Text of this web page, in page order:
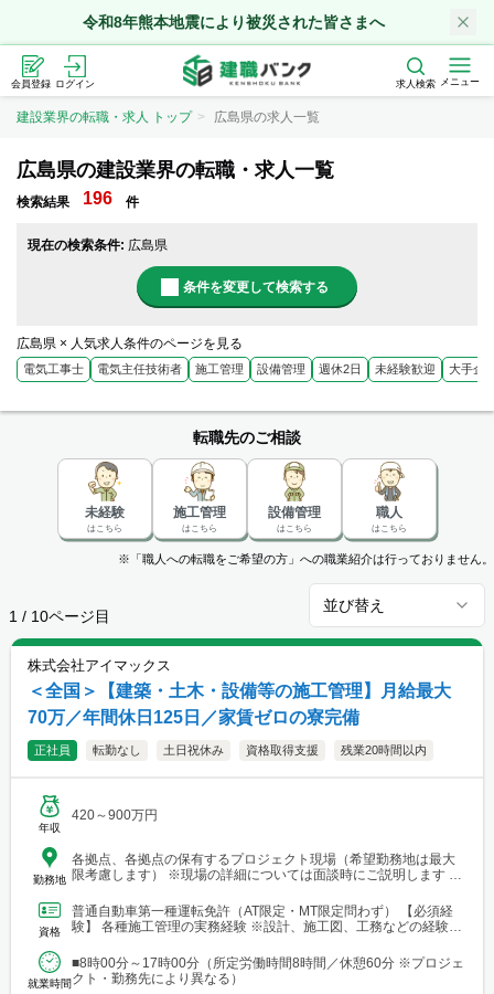
令和8年熊本地震により被災された皆さまへ
会員登録 ログイン 求人検索 メニュー
建設業界の転職・求人 トップ 広島県の求人一覧
広島県の建設業界の転職・求人一覧
検索結果 196 件
現在の検索条件: 広島県
条件を変更して検索する
広島県 × 人気求人条件のページを見る
電気工事士 電気主任技術者 施工管理 設備管理 週休2日 未経験歓迎 大手企
転職先のご相談
未経験
はこちら
施工管理
はこちら
設備管理
はこちら
職人
はこちら
※「職人への転職をご希望の方」への職業紹介は行っておりません。
1 / 10ページ目
並び替え
株式会社アイマックス
＜全国＞【建築・土木・設備等の施工管理】月給最大
70万／年間休日125日／家賃ゼロの寮完備
正社員 転勤なし 土日祝休み 資格取得支援 残業20時間以内
年収
420～900万円
勤務地
各拠点、各拠点の保有するプロジェクト現場（希望勤務地は最大
限考慮します） ※現場の詳細については面談時にご説明します
谷区代々木2-23-1 ニューステートメナー1055 └アクセス：京王線
「新宿駅」から徒歩5分 ※東京都を中心とした首都圏のほか、栃
木・群馬・茨城・埼玉・山梨・千葉・神奈川などに関東圏内の現
7-4（アーケード内） 宮城商事ビル4F ※宮城県エリアのほか、青
森・岩手・秋田・山形・福島などに現場あり ■北日本支店 札幌
資格
普通自動車第一種運転免許（AT限定・MT限定問わず） 【必須経
験】 各種施工管理の実務経験 ※設計、施工図、工務などの経験を
就業時間
■8時00分～17時00分（所定労働時間8時間／休憩60分 ※プロジェ
クト・勤務先により異なる）